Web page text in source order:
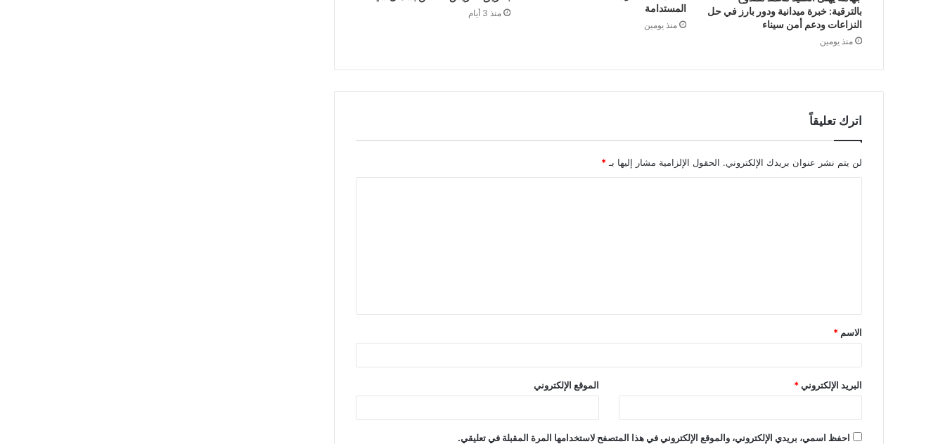
بالترقية: خبرة ميدانية ودور بارز في حل
النزاعات ودعم أمن سيناء
منذ يومين
المستدامة
منذ يومين
منذ 3 أيام
اترك تعليقاً
لن يتم نشر عنوان بريدك الإلكتروني. الحقول الإلزامية مشار إليها بـ *
الاسم *
البريد الإلكتروني* الموقع الإلكتروني
احفظ اسمي، بريدي الإلكتروني، والموقع الإلكتروني في هذا المتصفح لاستخدامها المرة المقبلة في تعليقي.